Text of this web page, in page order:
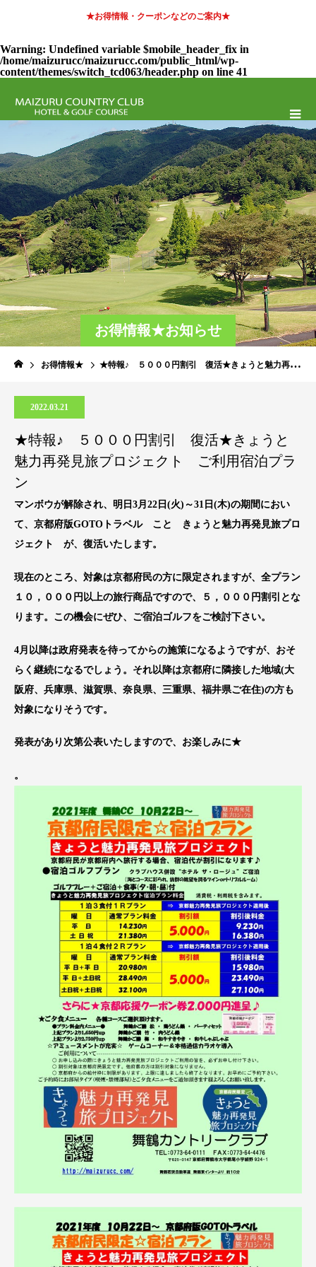
★お得情報・クーポンなどのご案内★
Warning: Undefined variable $mobile_header_fix in
/home/maizurucc/maizurucc.com/public_html/wp-
content/themes/switch_tcd063/header.php on line 41
お得情報★お知らせ
お得情報★ ★特報♪ ５０００円割引 復活★きょうと魅力再発見旅プロジェクト ご利用宿泊プラン
2022.03.21
★特報♪ ５０００円割引 復活★きょうと
魅力再発見旅プロジェクト ご利用宿泊プラ
ン
マンボウが解除され、明日3月22日(火)～31日(木)の期間におい
て、京都府版GOTOトラベル こと きょうと魅力再発見旅プロ
ジェクト が、復活いたします。
現在のところ、対象は京都府民の方に限定されますが、全プラン
１０，０００円以上の旅行商品ですので、５，０００円割引とな
ります。この機会にぜひ、ご宿泊ゴルフをご検討下さい。
4月以降は政府発表を待ってからの施策になるようですが、おそ
らく継続になるでしょう。それ以降は京都府に隣接した地域(大
阪府、兵庫県、滋賀県、奈良県、三重県、福井県ご在住)の方も
対象になりそうです。
発表があり次第公表いたしますので、お楽しみに★
。